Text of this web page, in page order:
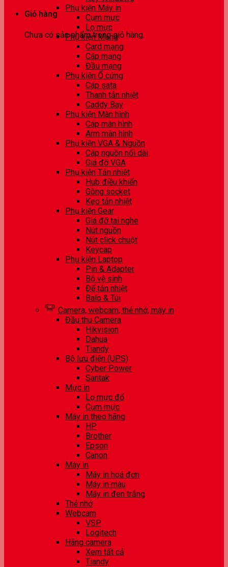
Giỏ hàng
Chưa có sản phẩm trong giỏ hàng.
Phụ kiện Máy in
Cụm mực
Lọ mực
Phụ kiện Mạng
Card mạng
Cáp mạng
Đầu mạng
Phụ kiện Ổ cứng
Cáp sata
Thanh tản nhiệt
Caddy Bay
Phụ kiện Màn hình
Cáp màn hình
Arm màn hình
Phụ kiện VGA & Nguồn
Cáp nguồn nối dài
Giá đỡ VGA
Phụ kiện Tản nhiệt
Hub điều khiển
Gông socket
Keo tản nhiệt
Phụ kiện Gear
Giá đỡ tai nghe
Nút nguồn
Nút click chuột
Keycap
Phụ kiện Laptop
Pin & Adapter
Bộ vệ sinh
Đế tản nhiệt
Balo & Túi
Camera, webcam, thẻ nhớ, máy in
Đầu thu Camera
Hikvision
Dahua
Tiandy
Bộ lưu điện (UPS)
Cyber Power
Santak
Mực in
Lọ mực đổ
Cụm mực
Máy in theo hãng
HP
Brother
Epson
Canon
Máy in
Máy in hoá đơn
Máy in màu
Máy in đen trắng
Thẻ nhớ
Webcam
VSP
Logitech
Hãng camera
Xem tất cả
Tiandy